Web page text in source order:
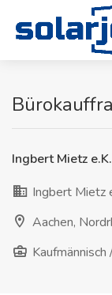
Zum Inhalt springen
Ingbert Mietz
Ingbert Mietz
Aachen,